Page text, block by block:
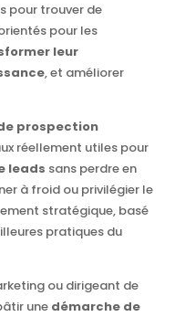
pour trouver de
pour les
leur
, et améliorer
prospection
réellement utiles pour
leads sans perdre en
à froid ou privilégier le
stratégique, basé
pratiques du
ou dirigeant de
une démarche de